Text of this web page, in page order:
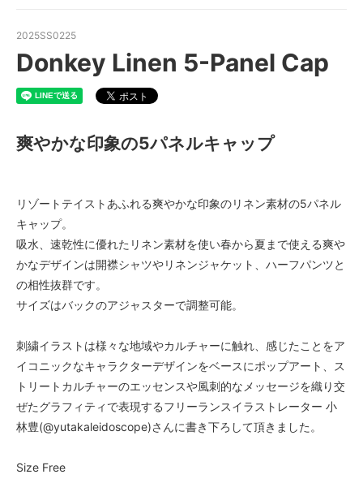
2025SS0225
Donkey Linen 5-Panel Cap
爽やかな印象の5パネルキャップ
リゾートテイストあふれる爽やかな印象のリネン素材の5パネル
キャップ。
吸水、速乾性に優れたリネン素材を使い春から夏まで使える爽や
かなデザインは開襟シャツやリネンジャケット、ハーフパンツと
の相性抜群です。
サイズはバックのアジャスターで調整可能。
刺繍イラストは様々な地域やカルチャーに触れ、感じたことをア
イコニックなキャラクターデザインをベースにポップアート、ス
トリートカルチャーのエッセンスや風刺的なメッセージを織り交
ぜたグラフィティで表現するフリーランスイラストレーター 小
林豊(@yutakaleidoscope)さんに書き下ろして頂きました。
Size Free